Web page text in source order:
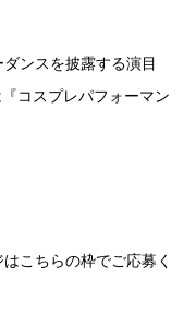
ンスを披露する演目
コスプレパフォーマン
こちらの枠でご応募く